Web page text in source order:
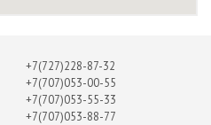
+7(727)228-87-32
+7(707)053-00-55
+7(707)053-55-33
+7(707)053-88-77